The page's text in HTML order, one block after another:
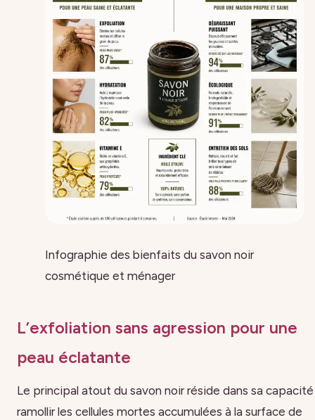
Infographie des bienfaits du savon noir
cosmétique et ménager
L’exfoliation sans agression pour une
peau éclatante
Le principal atout du savon noir réside dans sa
ramollir les cellules mortes accumulées à la surface de